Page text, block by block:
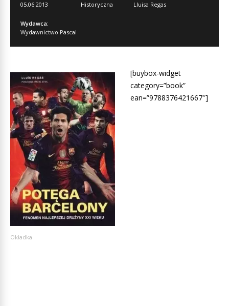
05.06.2013
Historyczna
Lluisa Regas
Wydawca:
Wydawnictwo Pascal
Okładka
[buybox-widget
category=”book”
ean=”9788376421667″]